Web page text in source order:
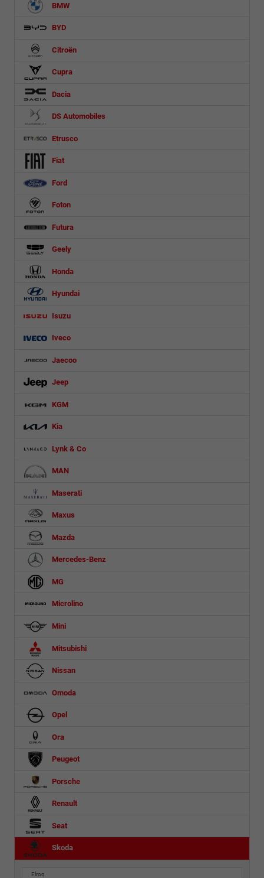
BMW
BYD
Citroën
Cupra
Dacia
DS Automobiles
Etrusco
Fiat
Ford
Foton
Futura
Geely
Honda
Hyundai
Isuzu
Iveco
Jaecoo
Jeep
KGM
Kia
Lynk & Co
MAN
Maserati
Maxus
Mazda
Mercedes-Benz
MG
Microlino
Mini
Mitsubishi
Nissan
Omoda
Opel
Ora
Peugeot
Porsche
Renault
Seat
Skoda
Elroq